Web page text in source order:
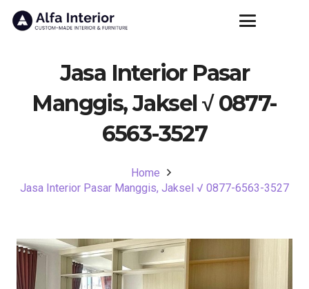
Jasa Interior Pasar
Manggis, Jaksel √ 0877-
6563-3527
Home
Jasa Interior Pasar Manggis, Jaksel √ 0877-6563-3527